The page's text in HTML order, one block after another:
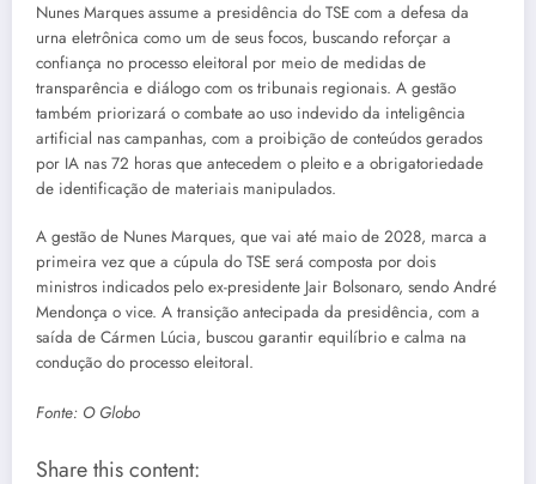
Nunes Marques assume a presidência do TSE com a defesa da
urna eletrônica como um de seus focos, buscando reforçar a
confiança no processo eleitoral por meio de medidas de
transparência e diálogo com os tribunais regionais. A gestão
também priorizará o combate ao uso indevido da inteligência
artificial nas campanhas, com a proibição de conteúdos gerados
por IA nas 72 horas que antecedem o pleito e a obrigatoriedade
de identificação de materiais manipulados.
A gestão de Nunes Marques, que vai até maio de 2028, marca a
primeira vez que a cúpula do TSE será composta por dois
ministros indicados pelo ex-presidente Jair Bolsonaro, sendo André
Mendonça o vice. A transição antecipada da presidência, com a
saída de Cármen Lúcia, buscou garantir equilíbrio e calma na
condução do processo eleitoral.
Fonte: O Globo
Share this content: